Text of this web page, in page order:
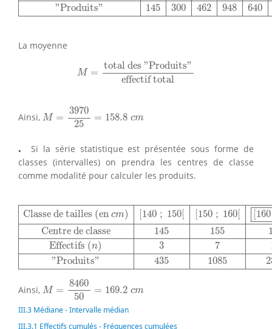
"Produits"
145 300 462 948 640
La moyenne
M =
total des "Produits"
effectif total
total des "Produits"effectif total
Ainsi, M =
3970
25
= 158.8 cm
397025
⋅⋅
Si la série statistique est présentée sous forme de
classes (intervalles) on prendra les centres de classe
comme modalité pour calculer les produits.
Classe de tailles (en cm) [140 ; 150[ [150 ; 160[ [160
Centre de classe
145 155
Effectifs (n) 3 7
"Produits"
435 1085
Classe de tailles (encm)[140;150[[150;160[[160;
Ainsi, M =
8460
50
= 169.2 cm
846050
III.3 Médiane - Intervalle médian
III.3.1 Effectifs cumulés - Fréquences cumulées